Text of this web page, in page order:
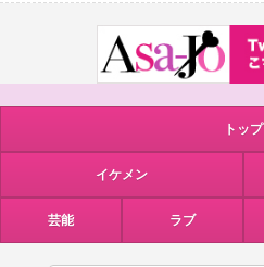
トップ
イケメン
芸能 ラブ